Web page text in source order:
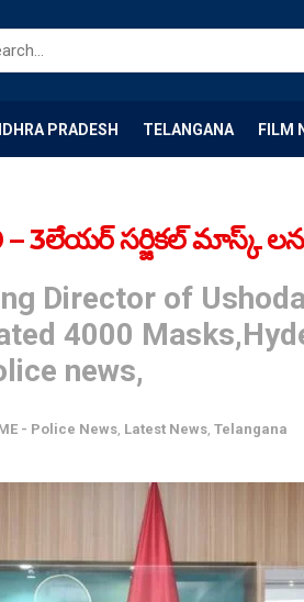
PRADESH TELANGANA FILM
– 3లేయర్ సర్జికల్ మాస్క్
Director of
4000
news,
- Police News, Latest News, Telangana